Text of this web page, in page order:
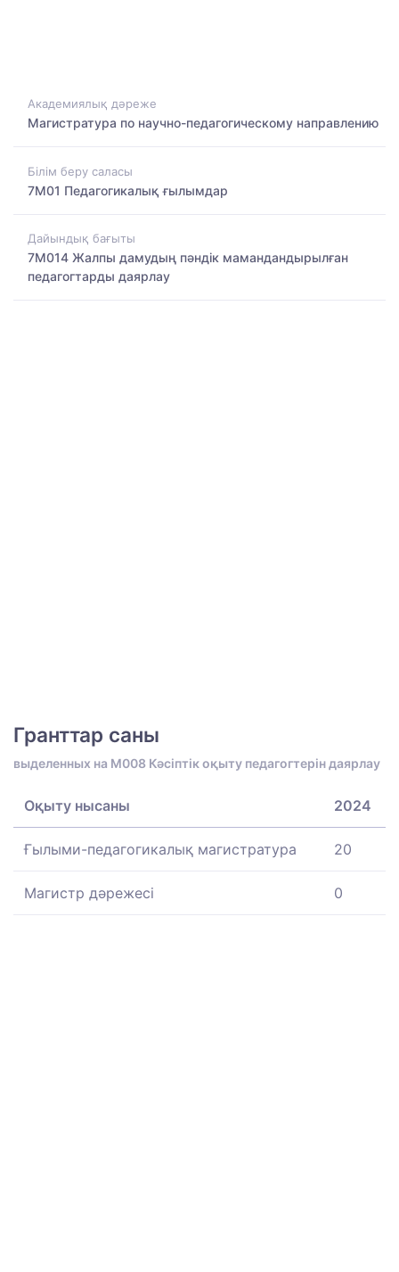
Академиялық дәреже
Магистратура по научно-педагогическому направлению
Білім беру саласы
7M01 Педагогикалық ғылымдар
Дайындық бағыты
7M014 Жалпы дамудың пәндік мамандандырылған
педагогтарды даярлау
Гранттар саны
выделенных на M008 Кәсіптік оқыту педагогтерін даярлау
Оқыту нысаны 2024
Ғылыми-педагогикалық магистратура 20
Магистр дәрежесі 0